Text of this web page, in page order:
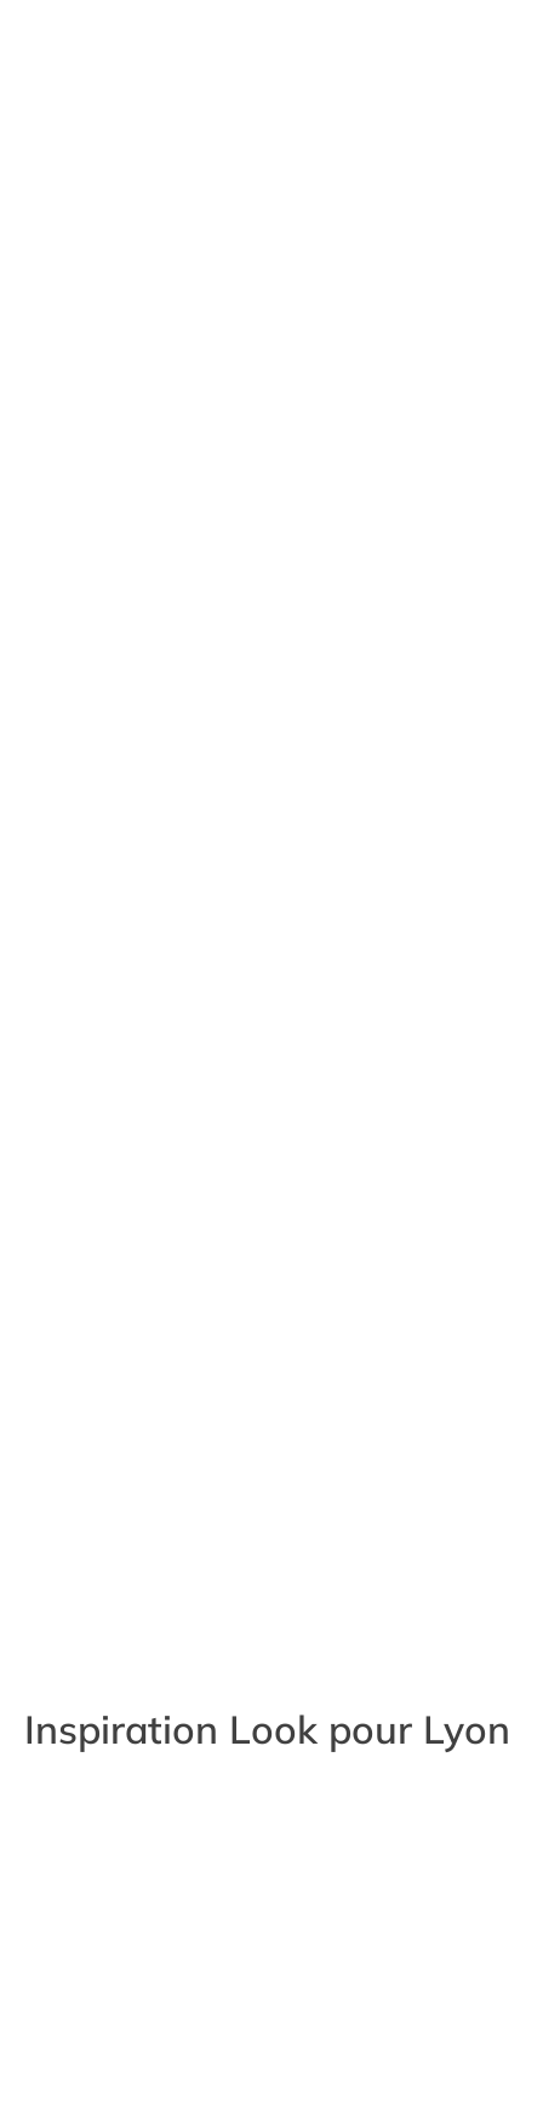
Inspiration Look pour Lyon